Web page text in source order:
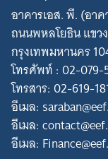
อาคารเอส. พี. (อาค
ถนนพหลโยธิน แขว
กรุงเทพมหานคร
โทรศัพท์ : 02-079-
โทรสาร: 02-619-
อีเมล:
อีเมล:
อีเมล: